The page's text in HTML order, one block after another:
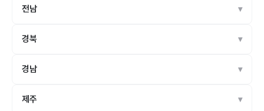
전남
경북
경남
제주